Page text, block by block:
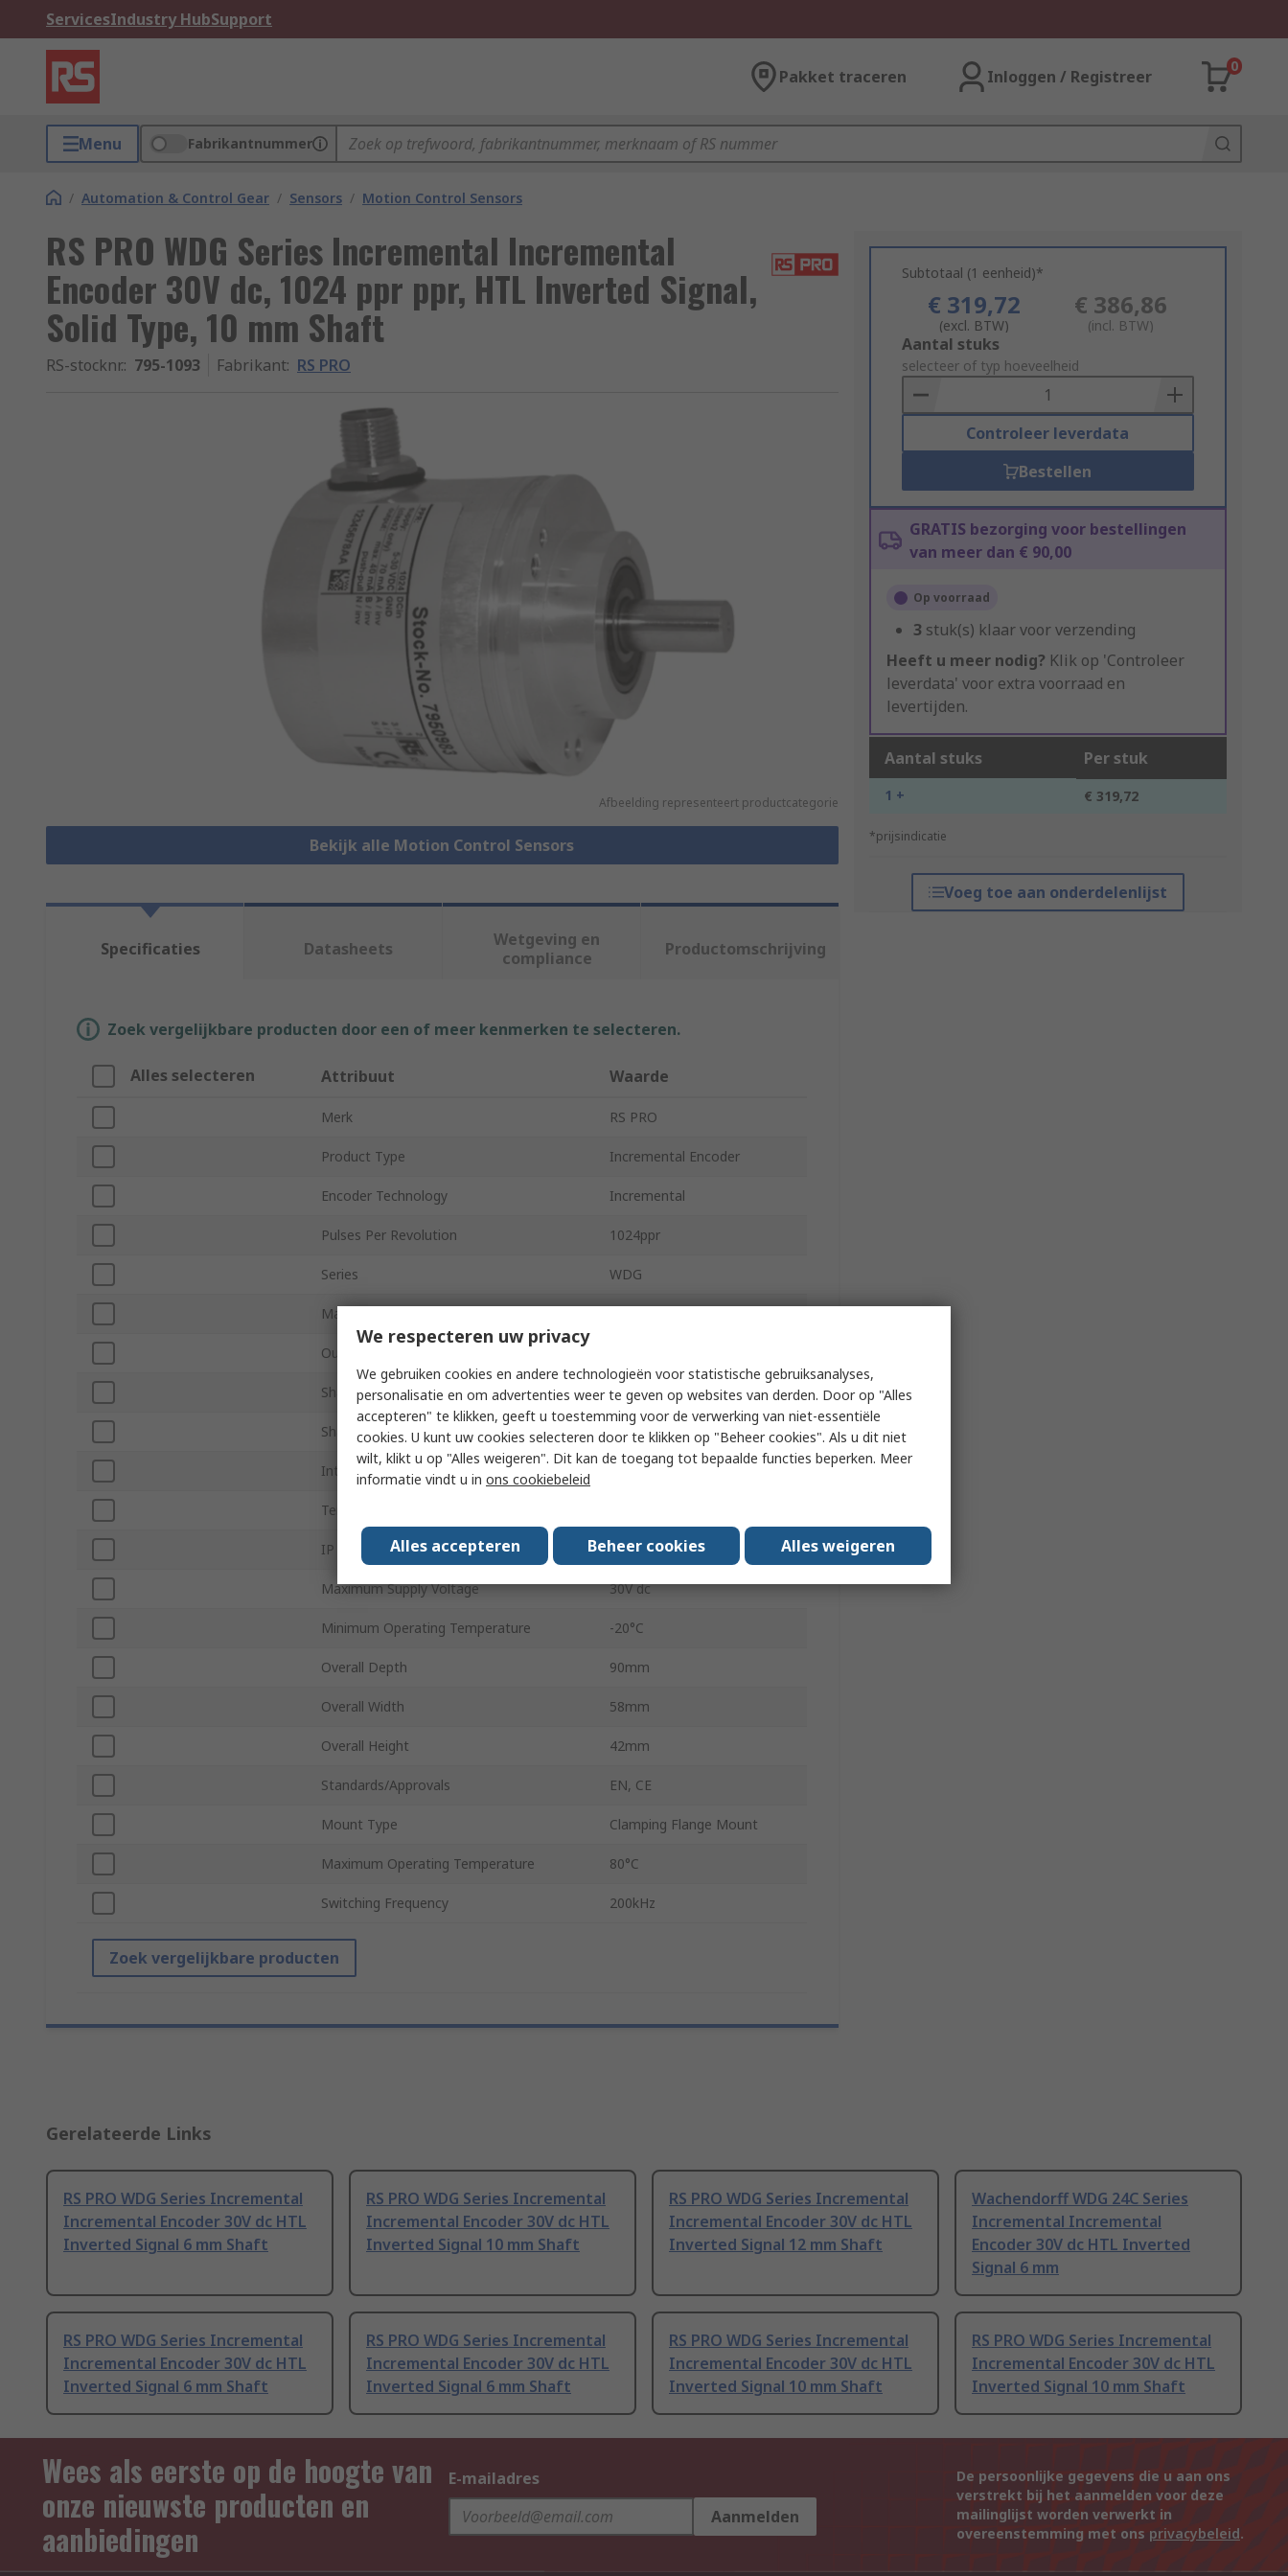
ServicesIndustry HubSupport
Pakket traceren Inloggen / Registreer
0
Menu Fabrikantnummer
/ Automation & Control Gear / Sensors / Motion Control Sensors
RS PRO WDG Series Incremental Incremental
Encoder 30V dc, 1024 ppr ppr, HTL Inverted Signal,
Solid Type, 10 mm Shaft
RS-stocknr.: 795-1093 Fabrikant: RS PRO
Afbeelding representeert productcategorie
Bekijk alle Motion Control Sensors
Subtotaal (1 eenheid)*
€ 319,72
(excl. BTW)
€ 386,86
(incl. BTW)
Add
to
Basket
Aantal stuks
selecteer of typ hoeveelheid
Controleer leverdata
Bestellen
GRATIS bezorging voor bestellingen
van meer dan € 90,00
Op voorraad
3 stuk(s) klaar voor verzending
Heeft u meer nodig? Klik op 'Controleer
leverdata' voor extra voorraad en
levertijden.
Aantal stuks Per stuk
1 + € 319,72
*prijsindicatie
Voeg toe aan onderdelenlijst
Specificaties Datasheets
Wetgeving en
compliance
Productomschrijving
Zoek vergelijkbare producten door een of meer kenmerken te selecteren.
Alles selecteren Attribuut Waarde
Merk RS PRO
Product Type Incremental Encoder
Encoder Technology Incremental
Pulses Per Revolution 1024ppr
Series WDG
Maximum Revolutions
Output Signal Type
Shaft Type Solid
Shaft Diameter 10mm
Interface Type
Terminal Type
IP Rating IP67
Maximum Supply Voltage 30V dc
Minimum Operating Temperature -20°C
Overall Depth 90mm
Overall Width 58mm
Overall Height 42mm
Standards/Approvals EN, CE
Mount Type Clamping Flange Mount
Maximum Operating Temperature 80°C
Switching Frequency 200kHz
Zoek vergelijkbare producten
Gerelateerde Links
RS PRO WDG Series Incremental
Incremental Encoder 30V dc HTL
Inverted Signal 6 mm Shaft
RS PRO WDG Series Incremental
Incremental Encoder 30V dc HTL
Inverted Signal 10 mm Shaft
RS PRO WDG Series Incremental
Incremental Encoder 30V dc HTL
Inverted Signal 12 mm Shaft
Wachendorff WDG 24C Series
Incremental Incremental
Encoder 30V dc HTL Inverted
Signal 6 mm
RS PRO WDG Series Incremental
Incremental Encoder 30V dc HTL
Inverted Signal 6 mm Shaft
RS PRO WDG Series Incremental
Incremental Encoder 30V dc HTL
Inverted Signal 6 mm Shaft
RS PRO WDG Series Incremental
Incremental Encoder 30V dc HTL
Inverted Signal 10 mm Shaft
RS PRO WDG Series Incremental
Incremental Encoder 30V dc HTL
Inverted Signal 10 mm Shaft
Wees als eerste op de hoogte van
onze nieuwste producten en
aanbiedingen
E-mailadres
Aanmelden
De persoonlijke gegevens die u aan ons
verstrekt bij het aanmelden voor deze
mailinglijst worden verwerkt in
overeenstemming met ons privacybeleid.
We respecteren uw privacy
We gebruiken cookies en andere technologieën voor statistische gebruiksanalyses,
personalisatie en om advertenties weer te geven op websites van derden. Door op "Alles
accepteren" te klikken, geeft u toestemming voor de verwerking van niet-essentiële
cookies. U kunt uw cookies selecteren door te klikken op "Beheer cookies". Als u dit niet
wilt, klikt u op "Alles weigeren". Dit kan de toegang tot bepaalde functies beperken. Meer
informatie vindt u in ons cookiebeleid
Alles accepteren Beheer cookies Alles weigeren